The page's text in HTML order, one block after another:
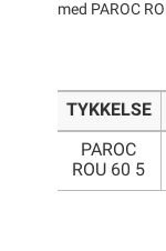
med PAROC
TYKKELSE
PAROC
ROU 60 5